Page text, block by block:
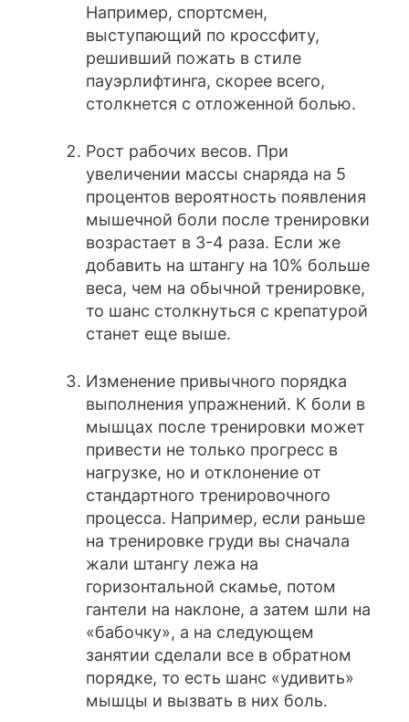
Например, спортсмен,
выступающий по кроссфиту,
решивший пожать в стиле
пауэрлифтинга, скорее всего,
столкнется с отложенной болью.
Рост рабочих весов. При
увеличении массы снаряда на 5
процентов вероятность появления
мышечной боли после тренировки
возрастает в 3-4 раза. Если же
добавить на штангу на 10% больше
веса, чем на обычной тренировке,
то шанс столкнуться с крепатурой
станет еще выше.
Изменение привычного порядка
выполнения упражнений. К боли в
мышцах после тренировки может
привести не только прогресс в
нагрузке, но и отклонение от
стандартного тренировочного
процесса. Например, если раньше
на тренировке груди вы сначала
жали штангу лежа на
горизонтальной скамье, потом
гантели на наклоне, а затем шли на
«бабочку», а на следующем
занятии сделали все в обратном
порядке, то есть шанс «удивить»
мышцы и вызвать в них боль.